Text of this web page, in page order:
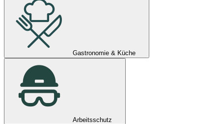
Gastronomie & Küche
Arbeitsschutz